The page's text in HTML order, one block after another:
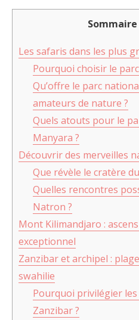
Sommaire
Les safaris dans les plus
Pourquoi choisir le
Qu’offre le parc
amateurs de nature ?
Quels atouts pour le
Manyara ?
Découvrir des merveilles
Que révèle le cratère
Quelles rencontres
Natron ?
Mont Kilimandjaro :
exceptionnel
Zanzibar et archipel :
swahilie
Pourquoi privilégier les
Zanzibar ?